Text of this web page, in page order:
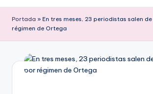
a
q
6
3
Portada » En tres meses, 23 periodistas salen
régimen de Ortega